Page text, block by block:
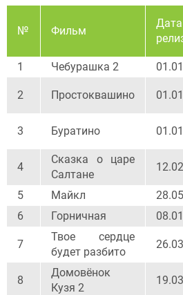
№ Фильм
Дата
1 Чебурашка 2
2 Простоквашино
3 Буратино
4
Сказка о царе
Салтане
5
Майкл
6
Горничная
7
Твое сердце
будет разбито
8
Домовёнок
Кузя 2